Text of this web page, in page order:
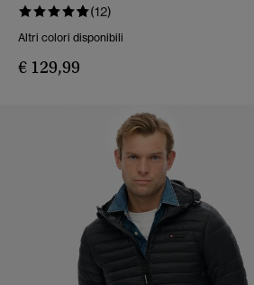
(12)
Altri colori disponibili
€ 129,99